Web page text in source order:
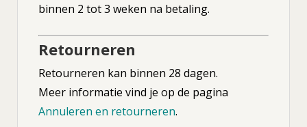
binnen 2 tot 3 weken na betaling.
Retourneren
Retourneren kan binnen 28 dagen.
Meer informatie vind je op de pagina
Annuleren en retourneren.